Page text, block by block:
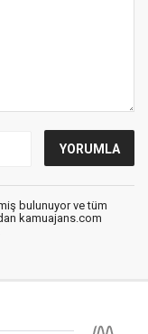
bulunuyor ve tüm
kamuajans.com